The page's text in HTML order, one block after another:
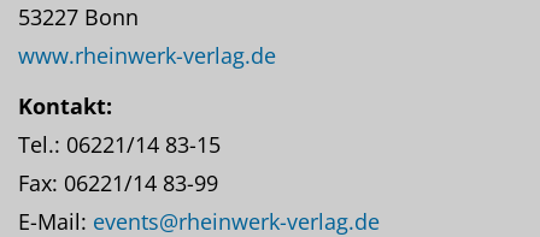
53227 Bonn
www.rheinwerk-verlag.de
Kontakt:
Tel.: 06221/14 83-15
Fax: 06221/14 83-99
E-Mail: events@rheinwerk-verlag.de